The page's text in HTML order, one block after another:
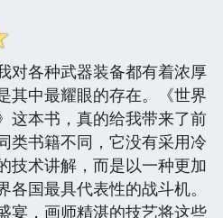
对各种武器装备都有着浓厚
其中最耀眼的存在。《世界
这本书，真的给我带来了前
类书籍不同，它没有采用冷
技术讲解，而是以一种更加
国最具代表性的战斗机。
宴，画师精湛的技艺将这些